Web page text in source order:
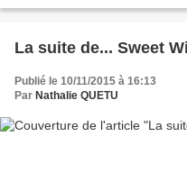
La suite de... Sweet
Publié le 10/11/2015 à 16:13
Par Nathalie QUETU